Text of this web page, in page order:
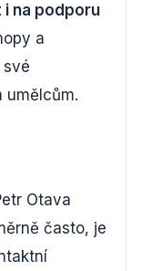
na podporu
a
své
umělcům.
Otava
často, je